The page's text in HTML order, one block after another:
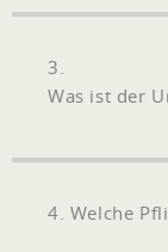
3.
Was ist der
4. Welche